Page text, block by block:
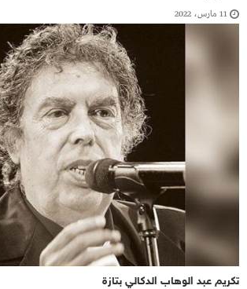
11 مارس، 2022
تكريم عبد الوهاب الدكالي بتازة